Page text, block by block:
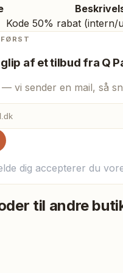
Kode 50% rabat (intern/
af et tilbud fra Q
— vi sender en mail, så
dig accepterer du
til andre